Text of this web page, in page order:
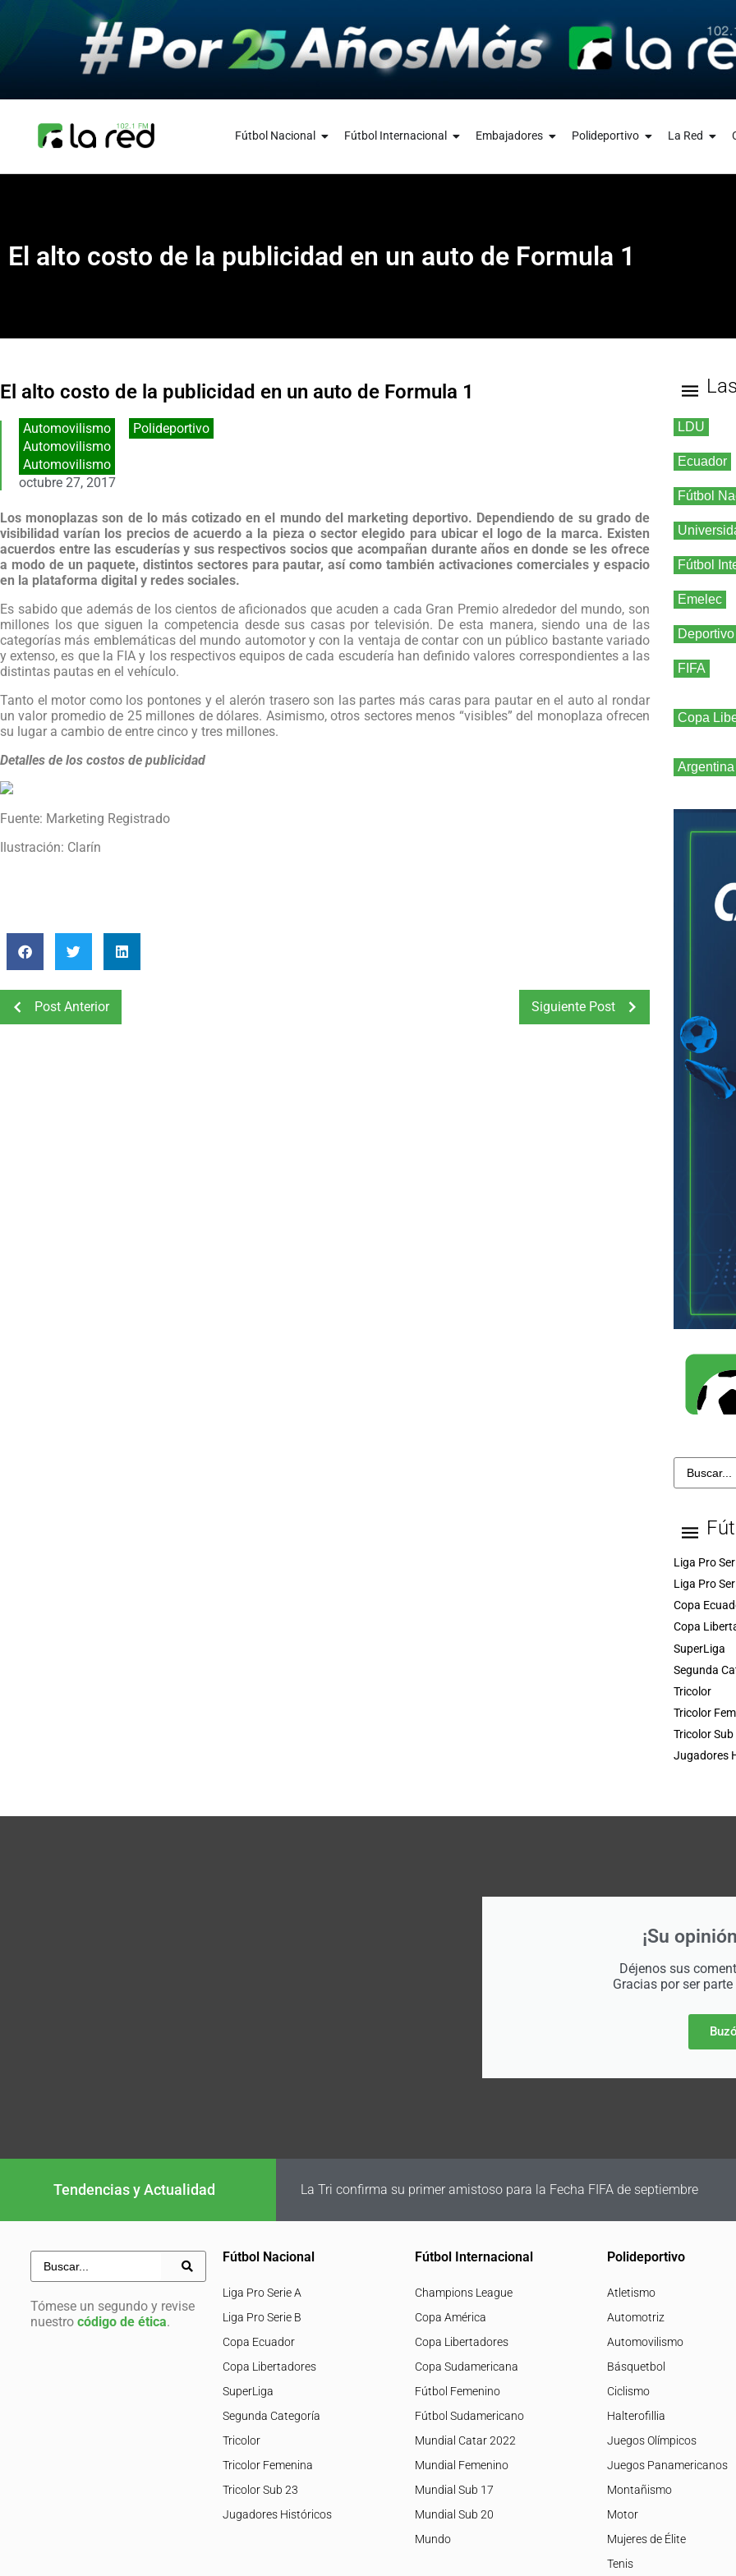
Fútbol Nacional Fútbol Internacional Embajadores Polideportivo La Red
El alto costo de la publicidad en un auto de Formula 1
El alto costo de la publicidad en un auto de Formula 1
Automovilismo
Polideportivo
Automovilismo
Automovilismo
octubre 27, 2017
Los monoplazas son de lo más cotizado en el mundo del marketing deportivo. Dependiendo de su grado de
visibilidad varían los precios de acuerdo a la pieza o sector elegido para ubicar el logo de la marca. Existen
acuerdos entre las escuderías y sus respectivos socios que acompañan durante años en donde se les ofrece
a modo de un paquete, distintos sectores para pautar, así como también activaciones comerciales y espacio
en la plataforma digital y redes sociales.
Es sabido que además de los cientos de aficionados que acuden a cada Gran Premio alrededor del mundo, son
millones los que siguen la competencia desde sus casas por televisión. De esta manera, siendo una de las
categorías más emblemáticas del mundo automotor y con la ventaja de contar con un público bastante variado
y extenso, es que la FIA y los respectivos equipos de cada escudería han definido valores correspondientes a las
distintas pautas en el vehículo.
Tanto el motor como los pontones y el alerón trasero son las partes más caras para pautar en el auto al rondar
un valor promedio de 25 millones de dólares. Asimismo, otros sectores menos “visibles” del monoplaza ofrecen
su lugar a cambio de entre cinco y tres millones.
Detalles de los costos de publicidad
Fuente: Marketing Registrado
Ilustración: Clarín
Post Anterior Siguiente Post
LDU
Ecuador
Fútbol
Fútbol
Emelec
FIFA
Copa
Argentina
Liga Pro
Liga Pro
Copa
Copa
SuperLiga
Segunda
Tricolor
Tricolor
Tricolor Sub
Jugadores
¡Su
Déjenos sus
Gracias por ser
Tendencias y Actualidad La Tri confirma su primer amistoso para la Fecha FIFA de septiembre
Tómese un segundo y revise
nuestro código de ética.
Fútbol Nacional
Liga Pro Serie A
Liga Pro Serie B
Copa Ecuador
Copa Libertadores
SuperLiga
Segunda Categoría
Tricolor
Tricolor Femenina
Tricolor Sub 23
Jugadores Históricos
Fútbol Internacional
Champions League
Copa América
Copa Libertadores
Copa Sudamericana
Fútbol Femenino
Fútbol Sudamericano
Mundial Catar 2022
Mundial Femenino
Mundial Sub 17
Mundial Sub 20
Mundo
Polideportivo
Atletismo
Automotriz
Automovilismo
Básquetbol
Ciclismo
Halterofillia
Juegos Olímpicos
Juegos Panamericanos
Montañismo
Motor
Mujeres de Élite
Tenis